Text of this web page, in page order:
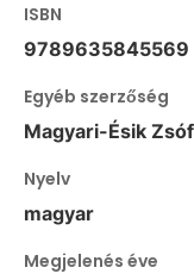
ISBN
9789635845569
Egyéb szerzőség
Magyari-Ésik
Nyelv
magyar
Megjelenés éve